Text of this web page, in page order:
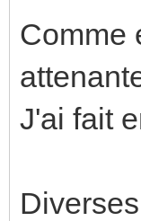
Comme
J'ai fait